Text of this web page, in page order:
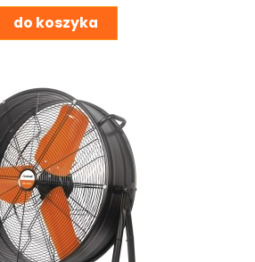
do koszyka